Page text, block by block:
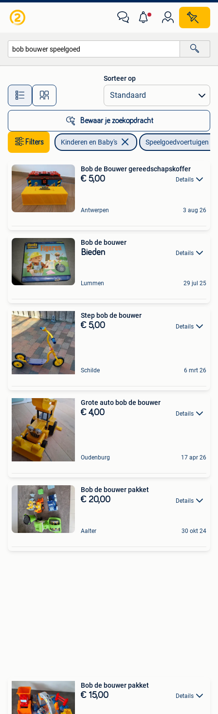
Alle afstanden…
Sorteer op
Bewaar je zoekopdracht
Filters Kinderen en Baby's Speelgoedvoertuigen
Bob de Bouwer gereedschapskoffer
€ 5,00 Details
Antwerpen 3 aug 26
Bob de bouwer
Bieden Details
Lummen 29 jul 25
Step bob de bouwer
€ 5,00 Details
Schilde 6 mrt 26
Grote auto bob de bouwer
€ 4,00 Details
Oudenburg 17 apr 26
Bob de bouwer pakket
€ 20,00 Details
Aalter 30 okt 24
Bob de bouwer pakket
€ 15,00 Details